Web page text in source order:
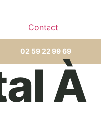
Contact
02 59 22 99 69
À